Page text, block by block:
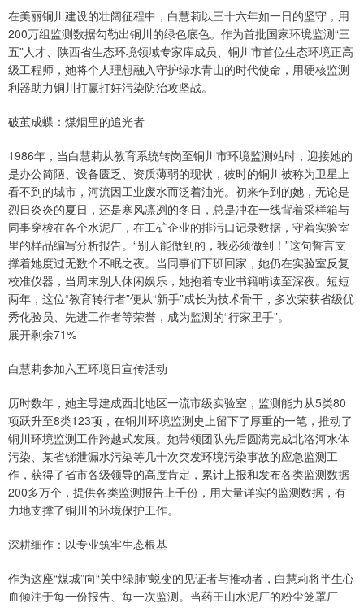
在美丽铜川建设的壮阔征程中，白慧莉以三十六年如一日的坚守，用
200万组监测数据勾勒出铜川的绿色底色。作为首批国家环境监测“三
五”人才、陕西省生态环境领域专家库成员、铜川市首位生态环境正高
级工程师，她将个人理想融入守护绿水青山的时代使命，用硬核监测
利器助力铜川打赢打好污染防治攻坚战。
破茧成蝶：煤烟里的追光者
1986年，当白慧莉从教育系统转岗至铜川市环境监测站时，迎接她的
是办公简陋、设备匮乏、资质薄弱的现状，彼时的铜川被称为卫星上
看不到的城市，河流因工业废水而泛着油光。初来乍到的她，无论是
烈日炎炎的夏日，还是寒风凛冽的冬日，总是冲在一线背着采样箱与
同事穿梭在各个水泥厂，在工矿企业的排污口记录数据，守着实验室
里的样品编写分析报告。“别人能做到的，我必须做到！”这句誓言支
撑着她度过无数个不眠之夜。当同事们下班回家，她仍在实验室反复
校准仪器，当周末别人休闲娱乐，她抱着专业书籍啃读至深夜。短短
两年，这位“教育转行者”便从“新手”成长为技术骨干，多次荣获省级优
秀化验员、先进工作者等荣誉，成为监测的“行家里手”。
展开剩余71%
白慧莉参加六五环境日宣传活动
历时数年，她主导建成西北地区一流市级实验室，监测能力从5类80
项跃升至8类123项，在铜川环境监测史上留下了厚重的一笔，推动了
铜川环境监测工作跨越式发展。她带领团队先后圆满完成北洛河水体
污染、某省锑泄漏水污染等几十次突发环境污染事故的应急监测工
作，获得了省市各级领导的高度肯定，累计上报和发布各类监测数据
200多万个，提供各类监测报告上千份，用大量详实的监测数据，有
力地支撑了铜川的环境保护工作。
深耕细作：以专业筑牢生态根基
作为这座“煤城”向“关中绿肺”蜕变的见证者与推动者，白慧莉将半生心
血倾注于每一份报告、每一次监测。当药王山水泥厂的粉尘笼罩厂